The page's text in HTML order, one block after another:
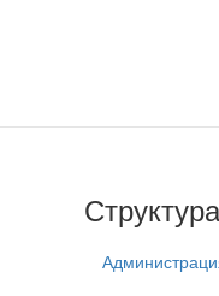
Структура